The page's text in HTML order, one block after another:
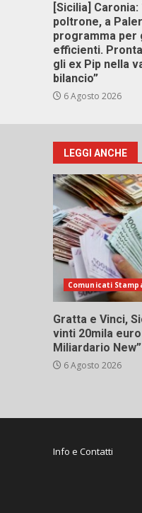
[Sicilia]
poltrone, a
programma per
efficienti.
gli ex Pip nella
bilancio”
6 Agosto 2026
LEGGI ANCHE
Comunicati
Gratta e Vinci,
vinti 20mila
Miliardario New”
6 Agosto 2026
Info e Contatti